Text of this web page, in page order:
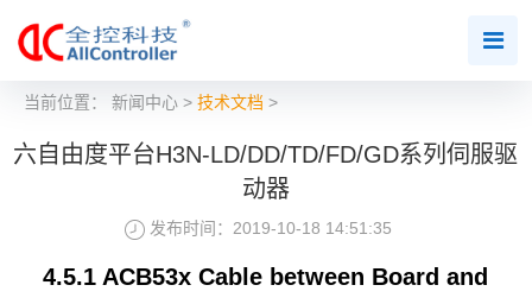
当前位置： 新闻中心> 技术文档 >
六自由度平台H3N-LD/DD/TD/FD/GD系列伺服驱
动器
发布时间：2019-10-18 14:51:35
4.5.1 ACB53x Cable between Board and